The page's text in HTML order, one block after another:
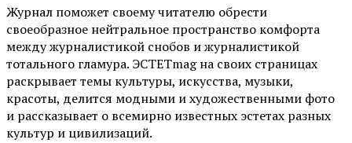
Журнал поможет своему читателю обрести
своеобразное нейтральное пространство комфорта
между журналистикой снобов и журналистикой
тотального гламура. ЭСТЕТmag на своих страницах
раскрывает темы культуры, искусства, музыки,
красоты, делится модными и художественными фото
и рассказывает о всемирно известных эстетах разных
культур и цивилизаций.